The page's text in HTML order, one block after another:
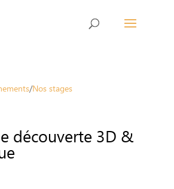
/Nos stages
découverte 3D &